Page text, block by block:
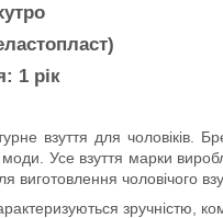
1 рік
взуття для чоловіків.
моди. Усе взуття марки
виготовлення чоловічого
зручністю,